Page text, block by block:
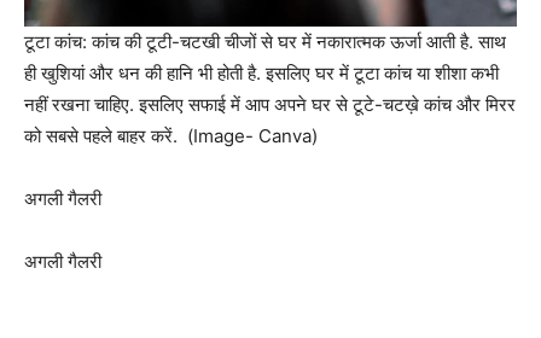
टूटा कांच: कांच की टूटी-चटखी चीजों से घर में नकारात्मक ऊर्जा आती है. साथ
ही खुशियां और धन की हानि भी होती है. इसलिए घर में टूटा कांच या शीशा कभी
नहीं रखना चाहिए. इसलिए सफाई में आप अपने घर से टूटे-चटख़े कांच और मिरर
को सबसे पहले बाहर करें. (Image- Canva)
अगली गैलरी
अगली गैलरी